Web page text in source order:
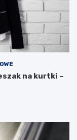
na kurtki –